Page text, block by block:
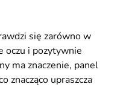
się zarówno w
oczu i pozytywnie
ma znaczenie, panel
znacząco upraszcza